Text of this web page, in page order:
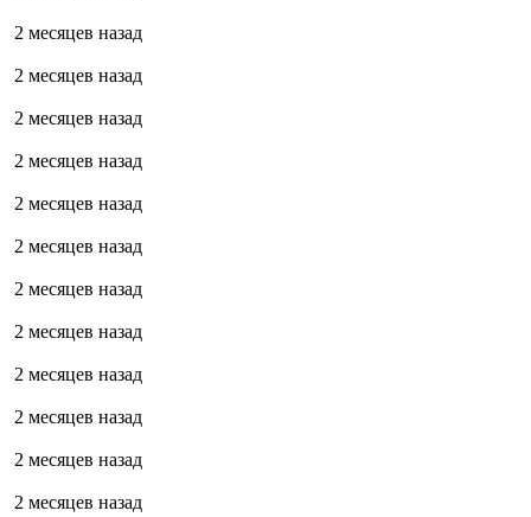
2 месяцев назад
2 месяцев назад
2 месяцев назад
2 месяцев назад
2 месяцев назад
2 месяцев назад
2 месяцев назад
2 месяцев назад
2 месяцев назад
2 месяцев назад
2 месяцев назад
2 месяцев назад